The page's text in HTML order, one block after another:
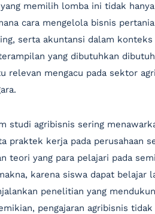
memilih lomba ini tidak
cara mengelola bisnis
serta akuntansi dalam
yang dibutuhkan
relevan mengacu pada sektor
studi agribisnis sering
praktek kerja pada perusahaan
teori yang para pelajari pada
karena siswa dapat belajar
penelitian yang
pengajaran agribisnis